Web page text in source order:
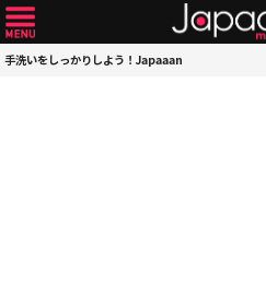
手洗いをしっかりしよう！Japaaan